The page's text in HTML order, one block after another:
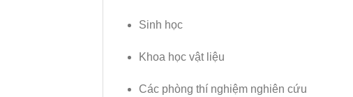
Sinh học
Khoa học vật liệu
Các phòng thí nghiệm nghiên cứu